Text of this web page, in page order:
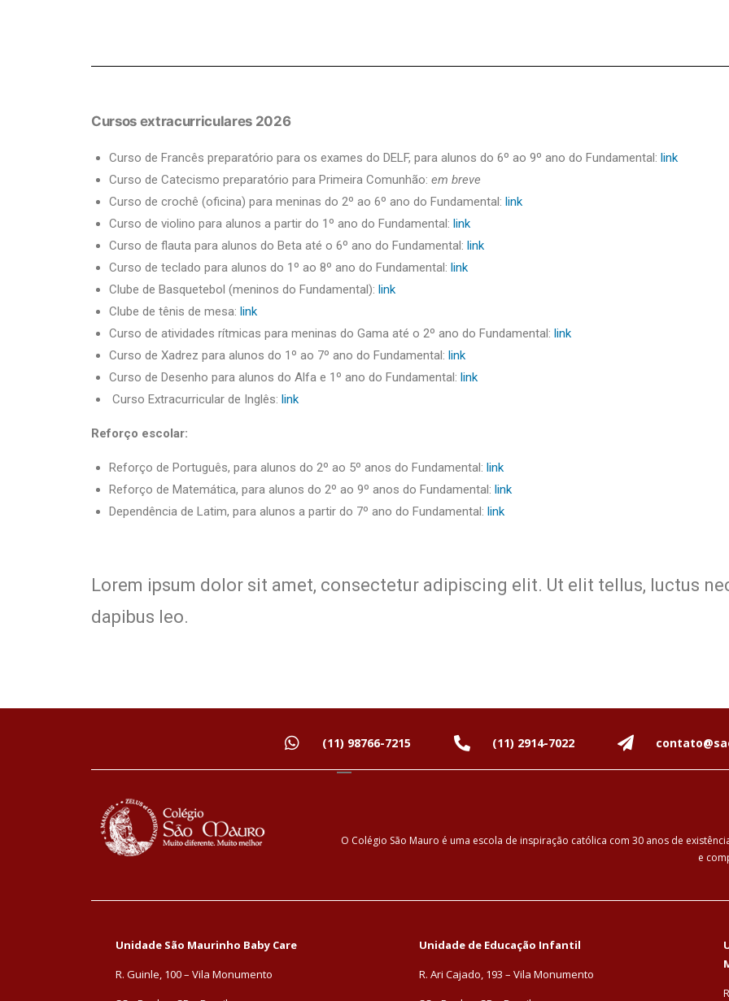
Cursos extracurriculares 2026
Curso de Francês preparatório para os exames do DELF, para alunos do 6º ao 9º ano do Fundamental: link
Curso de Catecismo preparatório para Primeira Comunhão: em breve
Curso de crochê (oficina) para meninas do 2º ao 6º ano do Fundamental: link
Curso de violino para alunos a partir do 1º ano do Fundamental: link
Curso de flauta para alunos do Beta até o 6º ano do Fundamental: link
Curso de teclado para alunos do 1º ao 8º ano do Fundamental: link
Clube de Basquetebol (meninos do Fundamental): link
Clube de tênis de mesa: link
Curso de atividades rítmicas para meninas do Gama até o 2º ano do Fundamental: link
Curso de Xadrez para alunos do 1º ao 7º ano do Fundamental: link
Curso de Desenho para alunos do Alfa e 1º ano do Fundamental: link
Curso Extracurricular de Inglês: link
Reforço escolar:
Reforço de Português, para alunos do 2º ao 5º anos do Fundamental: link
Reforço de Matemática, para alunos do 2º ao 9º anos do Fundamental: link
Dependência de Latim, para alunos a partir do 7º ano do Fundamental: link
Lorem ipsum dolor sit amet, consectetur adipiscing elit. Ut elit tellus, luctus
dapibus leo.
(11) 98766-7215 (11) 2914-7022
O Colégio São Mauro é uma escola de inspiração católica com 30 anos de
e
Unidade São Maurinho Baby Care
R. Guinle, 100 – Vila Monumento
Unidade de Educação Infantil
R. Ari Cajado, 193 – Vila Monumento